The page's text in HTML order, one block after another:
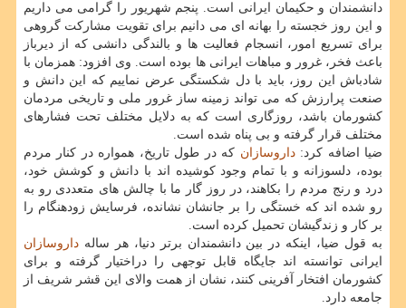
دانشمندان و حكیمان ایرانی است. پنجم شهریور را گرامی می داریم
و این روز خجسته را بهانه ای می دانیم برای تقویت مشاركت گروهی
برای تسریع امور، انسجام فعالیت ها و بالندگی دانشی كه از دیرباز
باعث فخر، غرور و مباهات ایرانی ها بوده است. وی افزود: همزمان با
شادباش این روز، باید با دل شكستگی عرض نماییم كه این دانش و
صنعت پرارزش كه می تواند زمینه ساز غرور ملی و تاریخی مردمان
كشورمان باشد، روزگاری است كه به دلایل مختلف تحت فشارهای
مختلف قرار گرفته و بی پناه شده است.
ضیا اضافه كرد:داروسازان كه در طول تاریخ، همواره در كنار مردم
بوده، دلسوزانه و با تمام وجود كوشیده اند با دانش و كوشش خود،
درد و رنج مردم را بكاهند، در روز گار ما با چالش های متعددی رو به
رو شده اند كه خستگی را بر جانشان نشانده، فرسایش زودهنگام را
بر كار و زندگیشان تحمیل كرده است.
به قول ضیا، اینكه در بین دانشمندان برتر دنیا، هر ساله داروسازان
ایرانی توانسته اند جایگاه قابل توجهی را دراختیار گرفته و برای
كشورمان افتخار آفرینی كنند، نشان از همت والای این قشر شریف از
جامعه دارد.